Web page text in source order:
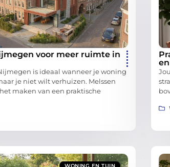
voor meer ruimte in
is ideaal wanneer je woning
je niet wilt verhuizen. Melssen
maken van een praktische
WONING EN TUIN